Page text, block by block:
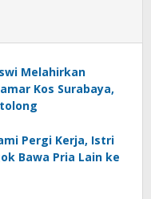
Melahirkan
Kos Surabaya,
Pergi Kerja, Istri
Bawa Pria Lain ke